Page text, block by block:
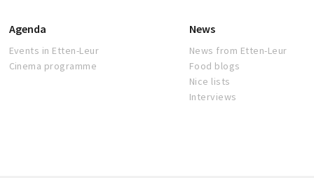
Agenda
Events in Etten-Leur
Cinema programme
News
News from Etten-Leur
Food blogs
Nice lists
Interviews